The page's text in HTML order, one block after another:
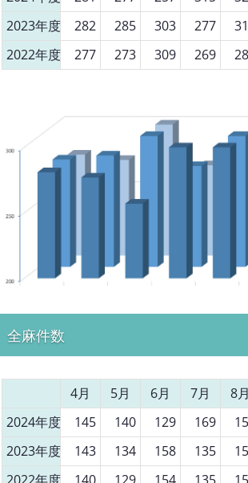
2023年度
282 285 303 277
2022年度
277 273 309 269
全麻件数
4月 5月 6月 7月
8
2024年度
145 140 129 169
2023年度
143 134 158 135